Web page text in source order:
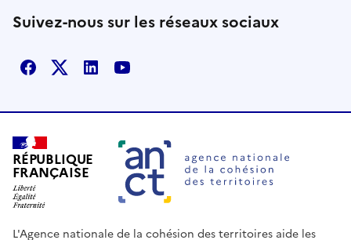
Suivez-nous sur les réseaux sociaux
Facebook
X LinkedinYoutube
RÉPUBLIQUE
FRANÇAISE
L'Agence nationale de la cohésion des territoires aide les